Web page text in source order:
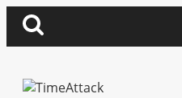
Zum
Inhalt
springen